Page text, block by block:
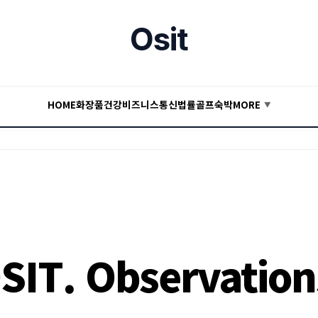
Osit
HOME화장품건강비즈니스통신법률골프숙박MORE ▼